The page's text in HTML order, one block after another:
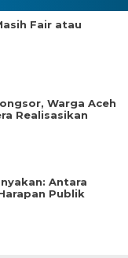
Fair atau
Warga Aceh
Realisasikan
Antara
Publik